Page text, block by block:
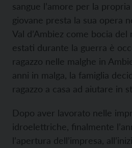
sangue l’amore per la
giovane presta la sua opera
Val d’Ambiez come bocia
estati durante la guerra è
ragazzo nelle malghe in
anni in malga, la famiglia
ragazzo a casa ad aiutare in
Dopo aver lavorato nelle
idroelettriche, finalmente
l’apertura dell’impresa,